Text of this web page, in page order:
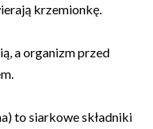
krzemionkę.
a organizm przed
to siarkowe składniki